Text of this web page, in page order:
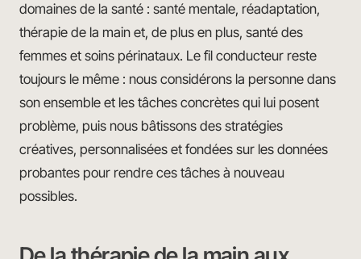
domaines de la santé : santé mentale, réadaptation,
thérapie de la main et, de plus en plus, santé des
femmes et soins périnataux. Le fil conducteur reste
toujours le même : nous considérons la personne dans
son ensemble et les tâches concrètes qui lui posent
problème, puis nous bâtissons des stratégies
créatives, personnalisées et fondées sur les données
probantes pour rendre ces tâches à nouveau
possibles.